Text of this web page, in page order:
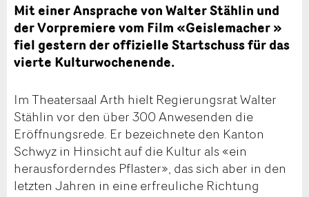
Mit einer Ansprache von Walter Stählin und
der Vorpremiere vom Film «Geislemacher »
fiel gestern der offizielle Startschuss für das
vierte Kulturwochenende.
Im Theatersaal Arth hielt Regierungsrat Walter
Stählin vor den über 300 Anwesenden die
Eröffnungsrede. Er bezeichnete den Kanton
Schwyz in Hinsicht auf die Kultur als «ein
herausforderndes Pflaster», das sich aber in den
letzten Jahren in eine erfreuliche Richtung